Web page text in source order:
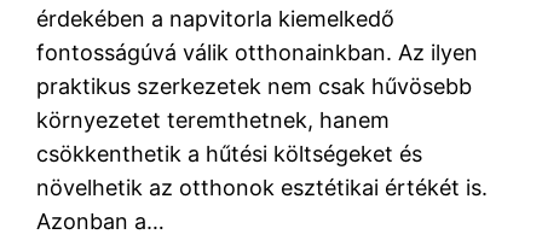
érdekében a napvitorla kiemelkedő
fontosságúvá válik otthonainkban. Az ilyen
praktikus szerkezetek nem csak hűvösebb
környezetet teremthetnek, hanem
csökkenthetik a hűtési költségeket és
növelhetik az otthonok esztétikai értékét is.
Azonban a…